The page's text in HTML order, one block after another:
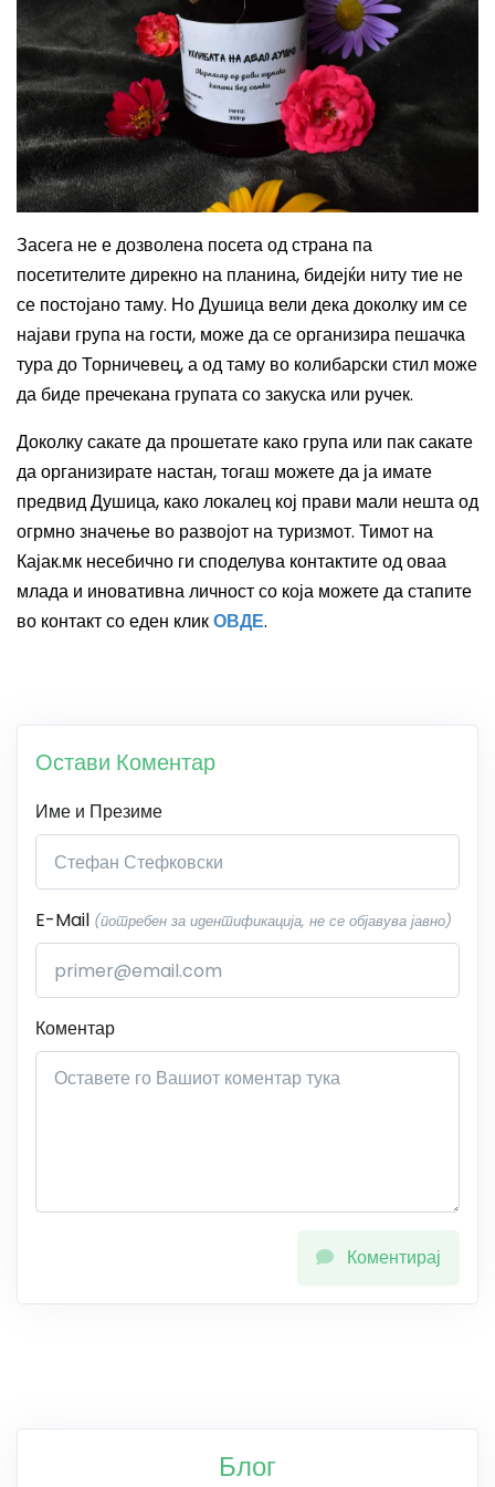
Засега не е дозволена посета од страна па
посетителите дирекно на планина, бидејќи ниту тие не
се постојано таму. Но Душица вели дека доколку им се
најави група на гости, може да се организира пешачка
тура до Торничевец, а од таму во колибарски стил може
да биде пречекана групата со закуска или ручек.
Доколку сакате да прошетате како група или пак сакате
да организирате настан, тогаш можете да ја имате
предвид Душица, како локалец кој прави мали нешта од
огрмно значење во развојот на туризмот. Тимот на
Кајак.мк несебично ги споделува контактите од оваа
млада и иновативна личност со која можете да стапите
во контакт со еден кликОВДЕ.
Остави Коментар
Име и Презиме
E-Mail (потребен за идентификација, не се објавува јавно)
Коментар
Коментирај
Блог